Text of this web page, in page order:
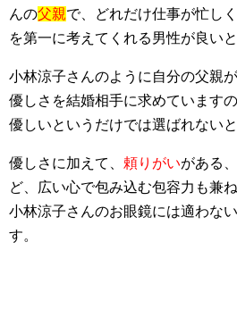
んの父親で、どれだけ仕事が忙し
を第一に考えてくれる男性が良い
小林涼子さんのように自分の父親
優しさを結婚相手に求めています
優しいというだけでは選ばれない
優しさに加えて、 頼りがいがある、
ど、広い心で包み込む包容力も兼
小林涼子さんのお眼鏡には適わな
す。